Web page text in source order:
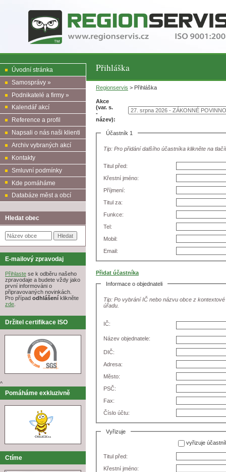
Přihláška
Úvodní stránka
Samosprávy »
Podnikatelé a firmy »
Kalendář akcí
Reference a profil
Napsali o nás naši klienti
Archiv vybraných akcí
Kontakty
Smluvní podmínky
Kde pomáháme
Databáze měst a obcí
Hledat obec
E-mailový zpravodaj
Přihlaste se k odběru našeho
zpravodaje a budete vždy jako
první informováni o
připravovaných novinkách.
Pro případ odhlášení klikněte
zde.
Držitel certifikace ISO
^
Pomáháme exkluzivně
Ctíme
Regionservis > Přihláška
Akce
(var. s.
-
název):
Účastník 1
Tip: Pro přidání dalšího účastníka klikněte na
Titul před:
Křestní jméno:
Příjmení:
Titul za:
Funkce:
Tel:
Mobil:
Email:
Přidat účastníka
Informace o objednateli
Tip: Po vybrání IČ nebo názvu obce z
úřadu.
IČ:
Název objednatele:
DIČ:
Adresa:
Město:
PSČ:
Fax:
Číslo účtu:
Vyřizuje
vyřizuje
Titul před:
Křestní jméno: